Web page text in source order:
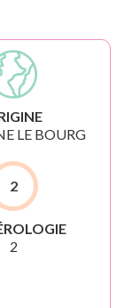
LE BOURG
2
2